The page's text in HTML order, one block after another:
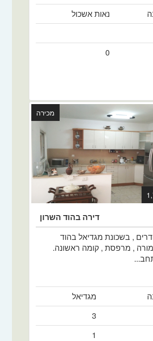
נאות אשכול
0
מכירה
דירה בהוד השרון
3 חדרים , בשכונת מגדיאל בהוד
, מרפסת , קומה ראשונה.
מגדיאל
3
1